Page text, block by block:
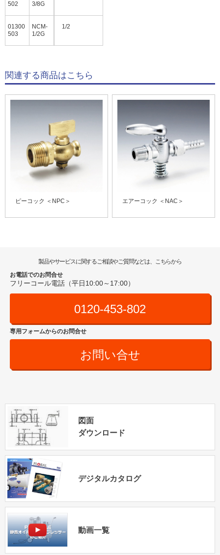
502 3/8G
01300
503
NCM-
1/2G
1/2
関連する商品はこちら
ピーコック ＜NPC＞ エアーコック ＜NAC＞
製品やサービスに関するご相談やご質問などは、こちらから
お電話でのお問合せ
フリーコール電話（平日10:00～17:00）
0120-453-802
専用フォームからのお問合せ
お問い合せ
図面
ダウンロード
デジタルカタログ
動画一覧